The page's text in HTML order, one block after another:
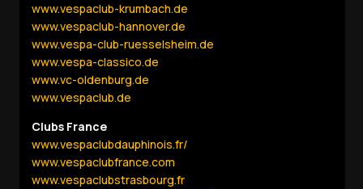
www.vespaclub-krumbach.de
www.vespaclub-hannover.de
www.vespa-club-ruesselsheim.de
www.vespa-classico.de
www.vc-oldenburg.de
www.vespaclub.de
Clubs France
www.vespaclubdauphinois.fr/
www.vespaclubfrance.com
www.vespaclubstrasbourg.fr